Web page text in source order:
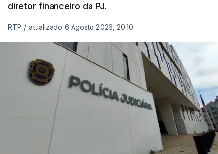
diretor financeiro da PJ.
RTP / atualizado 6 Agosto 2026, 20:10